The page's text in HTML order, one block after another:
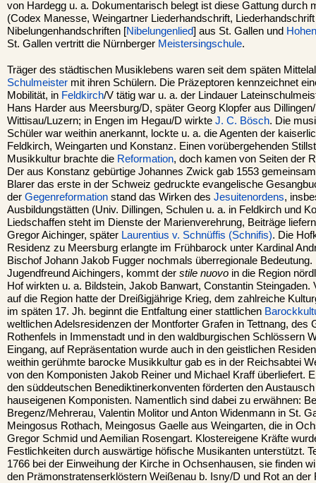
von Hardegg u. a. Dokumentarisch belegt ist diese Gattung durch
(Codex Manesse, Weingartner Liederhandschrift,
Nibelungenhandschriften [Nibelungenlied] aus St. Gallen und
St. Gallen vertritt die Nürnberger Meistersingschule.
Träger des städtischen Musiklebens waren seit dem späten
Schulmeister mit ihren Schülern. Die Präzeptoren kennzeichnet
Mobilität, in Feldkirch/V tätig war u. a. der Lindauer
Hans Harder aus Meersburg/D, später Georg Klopfer aus
Wittisau/Luzern; in Engen im Hegau/D wirkte J. C. Bösch. Die
Schüler war weithin anerkannt, lockte u. a. die Agenten der
Feldkirch, Weingarten und Konstanz. Einen vorübergehenden
Musikkultur brachte die Reformation, doch kamen von Seiten der
Der aus Konstanz gebürtige Johannes Zwick gab 1553
Blarer das erste in der Schweiz gedruckte evangelische
der Gegenreformation stand das Wirken des Jesuitenordens,
Ausbildungstätten (Univ. Dillingen, Schulen u. a. in Feldkirch und
Liedschaffen steht im Dienste der Marienverehrung, Beiträge
Gregor Aichinger, später Laurentius v. Schnüffis (Schnifis). Die
Residenz zu Meersburg erlangte im Frühbarock unter Kardinal
Bischof Johann Jakob Fugger nochmals überregionale
Jugendfreund Aichingers, kommt der stile nuovo in die Region
Hof wirkten u. a. Bildstein, Jakob Banwart, Constantin Steingaden.
auf die Region hatte der Dreißigjährige Krieg, dem zahlreiche
im späten 17. Jh. beginnt die Entfaltung einer stattlichen
weltlichen Adelsresidenzen der Montforter Grafen in Tettnang, des
Rothenfels in Immenstadt und in den waldburgischen Schlössern
Eingang, auf Repräsentation wurde auch in den geistlichen
weithin gerühmte barocke Musikkultur gab es in der Reichsabtei
von den Komponisten Jakob Reiner und Michael Kraff überliefert.
den süddeutschen Benediktinerkonventen förderten den
hauseigenen Komponisten. Namentlich sind dabei zu erwähnen:
Bregenz/Mehrerau, Valentin Molitor und Anton Widenmann in St.
Meingosus Rothach, Meingosus Gaelle aus Weingarten, die in
Gregor Schmid und Aemilian Rosengart. Klostereigene Kräfte
Festlichkeiten durch auswärtige höfische Musikanten unterstützt.
1766 bei der Einweihung der Kirche in Ochsenhausen, sie finden
den Prämonstratenserklöstern Weißenau b. Isny/D und Rot an der